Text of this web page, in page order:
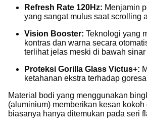
Refresh Rate 120Hz: Menjamin
yang sangat mulus saat scrolling
Vision Booster: Teknologi yang
kontras dan warna secara
terlihat jelas meski di bawah sinar
Proteksi Gorilla Glass Victus+:
ketahanan ekstra terhadap
Material bodi yang menggunakan
(aluminium) memberikan kesan
biasanya hanya ditemukan pada seri